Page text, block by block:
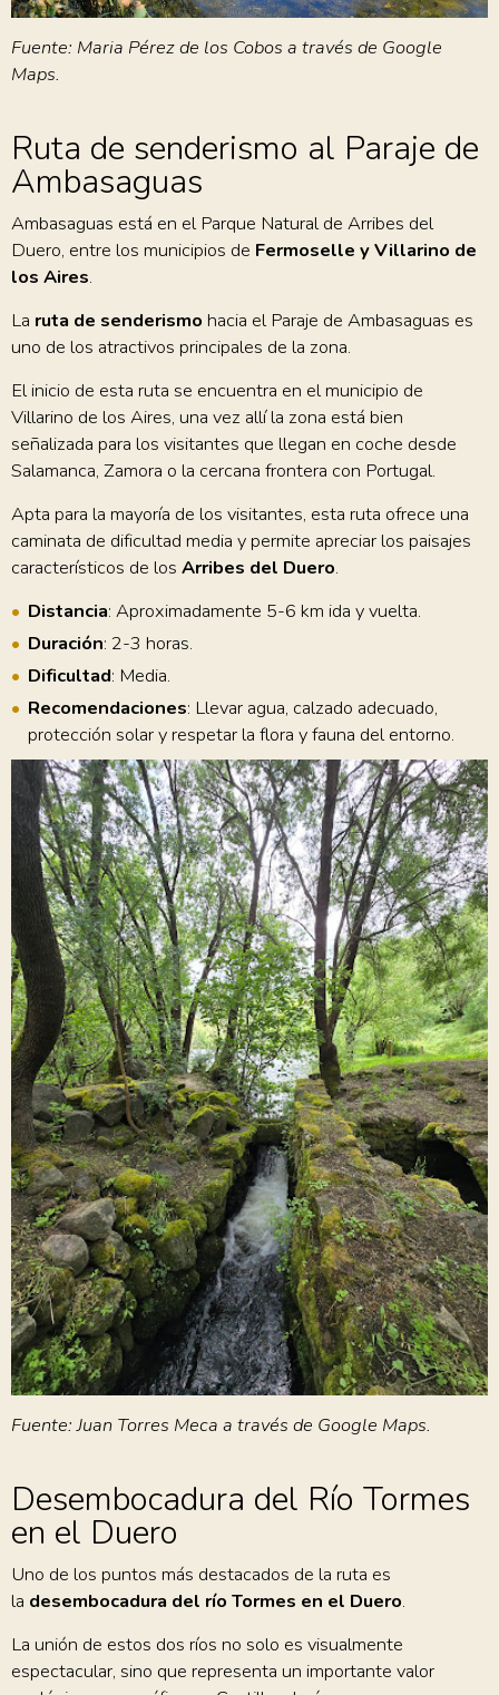
Fuente: Maria Pérez de los Cobos a través de Google
Maps.
Ruta de senderismo al Paraje de
Ambasaguas
Ambasaguas está en el Parque Natural de Arribes del
Duero, entre los municipios de Fermoselle y Villarino de
los Aires.
La ruta de senderismo hacia el Paraje de Ambasaguas es
uno de los atractivos principales de la zona.
El inicio de esta ruta se encuentra en el municipio de
Villarino de los Aires, una vez allí la zona está bien
señalizada para los visitantes que llegan en coche desde
Salamanca, Zamora o la cercana frontera con Portugal.
Apta para la mayoría de los visitantes, esta ruta ofrece una
caminata de dificultad media y permite apreciar los paisajes
característicos de los Arribes del Duero.
Distancia: Aproximadamente 5-6 km ida y vuelta.
Duración: 2-3 horas.
Dificultad: Media.
Recomendaciones: Llevar agua, calzado adecuado,
protección solar y respetar la flora y fauna del entorno.
Fuente: Juan Torres Meca a través de Google Maps.
Desembocadura del Río Tormes
en el Duero
Uno de los puntos más destacados de la ruta es
la desembocadura del río Tormes en el Duero.
La unión de estos dos ríos no solo es visualmente
espectacular, sino que representa un importante valor